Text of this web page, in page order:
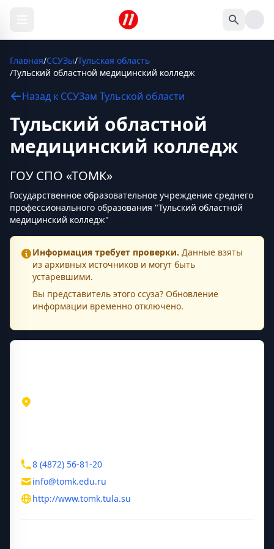
Главная/ССУЗы/Тульская область
/Тульский областной медицинский колледж
Назад к ССУЗам Тульской области
Тульский областной
медицинский колледж
ГОУ СПО «ТОМК»
Государственное образовательное учреждение среднего
профессионального образования "Тульский областной
медицинский колледж"
Информация требует проверки. Данные взяты
из архивных источников и могут быть
устаревшими.
Вы представитель этого ссуза? Обновление
информации временно отключено.
8 (4872) 56-81-20
info@tomk.edu.ru
http://www.tomk.tula.su